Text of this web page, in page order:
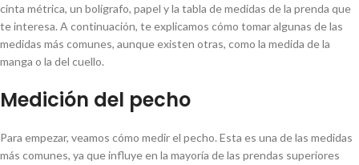
cinta métrica, un bolígrafo, papel y la tabla de medidas de la prenda que
te interesa. A continuación, te explicamos cómo tomar algunas de las
medidas más comunes, aunque existen otras, como la medida de la
manga o la del cuello.
Medición del pecho
Para empezar, veamos cómo medir el pecho. Esta es una de las medidas
más comunes, ya que influye en la mayoría de las prendas superiores